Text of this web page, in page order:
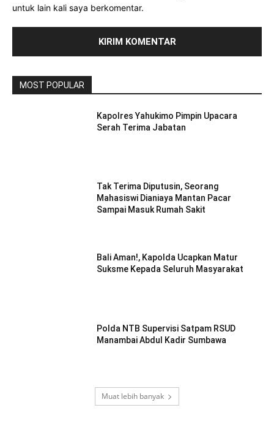
untuk lain kali saya berkomentar.
MOST POPULAR
Kapolres Yahukimo Pimpin Upacara
Serah Terima Jabatan
Tak Terima Diputusin, Seorang
Mahasiswi Dianiaya Mantan Pacar
Sampai Masuk Rumah Sakit
Bali Aman!, Kapolda Ucapkan Matur
Suksme Kepada Seluruh Masyarakat
Polda NTB Supervisi Satpam RSUD
Manambai Abdul Kadir Sumbawa
Muat lebih banyak